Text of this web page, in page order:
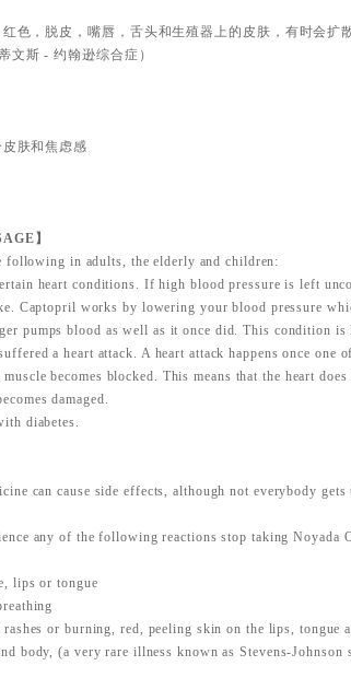
色，脱皮，嘴唇，舌头和生殖器上的皮肤，有时会扩
文斯 - 约翰逊综合症）
肤和焦虑感
】
following in adults, the elderly and children:
heart conditions. If high blood pressure is left
Captopril works by lowering your blood pressure
pumps blood as well as it once did. This condition
a heart attack. A heart attack happens once one
becomes blocked. This means that the heart
damaged.
diabetes.
can cause side effects, although not everybody gets
any of the following reactions stop taking Noyada
lips or tongue
or burning, red, peeling skin on the lips, tongue
body, (a very rare illness known as Stevens-Johnson